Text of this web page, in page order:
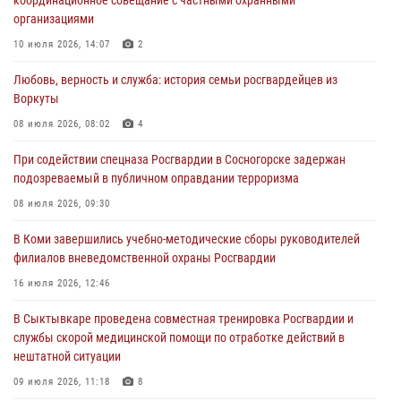
В Санкт-Петербурге прошел окружной этап ежегодного
Всероссийского конкурса профессионального мастерства среди
сотрудников вневедомственной охраны Росгвардии
В Сыктывкаре росгвардейцы приняли участие в молебне в рамках
Дня Крещения Руси и Дня святого равноапостольного князя
28 июля 2026, 13:32 8
В Коми за неделю росгвардейцами выявлено более 10
деятельности
26 июля 2026, 06:48
военнослужащих по призыву в Центре подготовки личного состава
Росгвардии
25 июля 2026, 10:45
организациями
10 июля 2026, 14:07 2
Любовь, верность и служба: история семьи росгвардейцев из
Воркуты
08 июля 2026, 08:02 4
При содействии спецназа Росгвардии в Сосногорске задержан
подозреваемый в публичном оправдании терроризма
08 июля 2026, 09:30
В Коми завершились учебно-методические сборы руководителей
филиалов вневедомственной охраны Росгвардии
16 июля 2026, 12:46
В Сыктывкаре проведена совместная тренировка Росгвардии и
службы скорой медицинской помощи по отработке действий в
нештатной ситуации
09 июля 2026, 11:18 8